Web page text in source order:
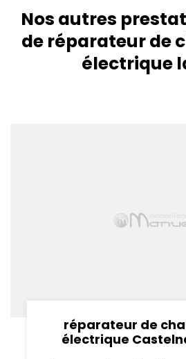
Nos autres
de réparateur de
électrique
réparateur de
électrique